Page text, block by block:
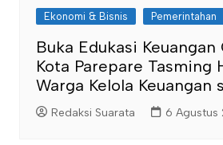
Ekonomi & Bisnis Pemerintahan
Buka Edukasi Keuangan
Kota Parepare Tasming
Warga Kelola Keuangan
Redaksi Suarata 6 Agustus